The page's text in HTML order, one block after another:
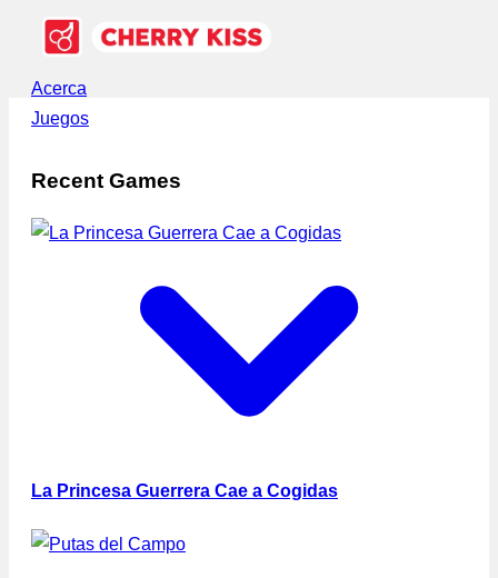
Acerca
Juegos
Recent Games
La Princesa Guerrera Cae a Cogidas